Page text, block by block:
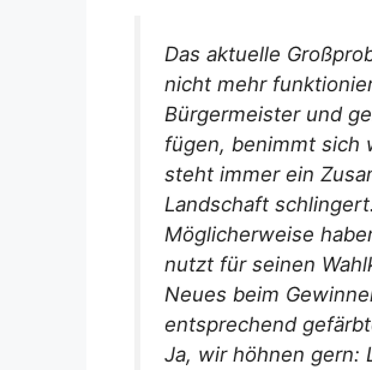
Das aktuelle
nicht mehr
Bürgermeister und
fügen, benimmt sich
steht immer ein
Landschaft schlingert.
Möglicherweise
nutzt für seinen
Neues beim
entsprechend
Ja, wir höhnen gern: